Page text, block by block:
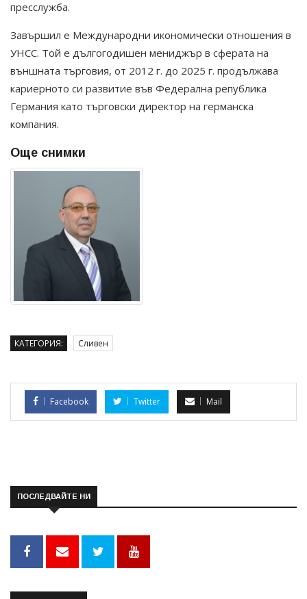
пресслужба.
Завършил е Международни икономически отношения в
УНСС. Той е дългогодишен мениджър в сферата на
външната търговия, от 2012 г. до 2025 г. продължава
кариерното си развитие във Федерална република
Германия като търговски директор на германска
компания.
Още снимки
КАТЕГОРИЯ: Сливен
Facebook Twitter Mail
ПОСЛЕДВАЙТЕ НИ